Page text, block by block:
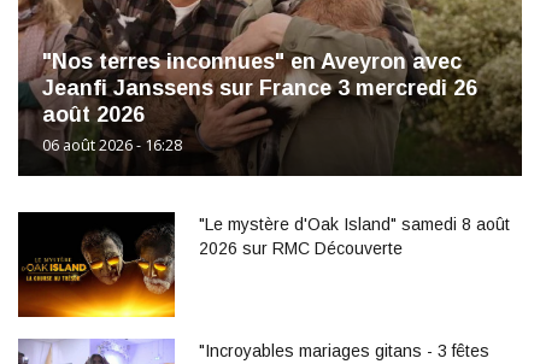
"Nos terres inconnues" en Aveyron avec
Jeanfi Janssens sur France 3 mercredi 26
août 2026
06 août 2026 - 16:28
"Le mystère d'Oak Island" samedi 8 août
2026 sur RMC Découverte
"Incroyables mariages gitans - 3 fêtes